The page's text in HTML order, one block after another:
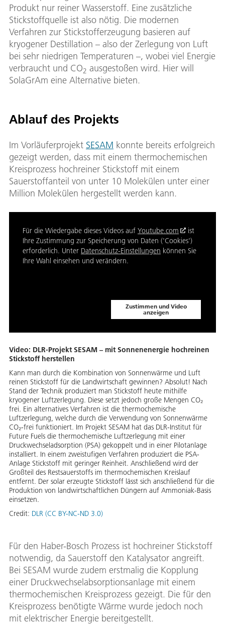
Produkt nur reiner Wasserstoff. Eine zusätzliche
Stickstoffquelle ist also nötig. Die modernen
Verfahren zur Stickstofferzeugung basieren auf
kryogener Destillation – also der Zerlegung von Luft
bei sehr niedrigen Temperaturen –, wobei viel Energie
verbraucht und CO2 ausgestoßen wird. Hier will
SolaGrAm eine Alternative bieten.
Ablauf des Projekts
Im Vorläuferprojekt SESAM konnte bereits erfolgreich
gezeigt werden, dass mit einem thermochemischen
Kreisprozess hochreiner Stickstoff mit einem
Sauerstoffanteil von unter 10 Molekülen unter einer
Million Molekülen hergestellt werden kann.
Für die Wiedergabe dieses Videos auf Youtube.com
ist
Ihre Zustimmung zur Speicherung von Daten ('Cookies')
erforderlich. Unter Datenschutz-Einstellungen können Sie
Ihre Wahl einsehen und verändern.
Zustimmen und Video
anzeigen
Video: DLR-Projekt SESAM – mit Sonnenenergie hochreinen
Stickstoff herstellen
Kann man durch die Kombination von Sonnenwärme und Luft
reinen Stickstoff für die Landwirtschaft gewinnen? Absolut! Nach
Stand der Technik produziert man Stickstoff heute mithilfe
kryogener Luftzerlegung. Diese setzt jedoch große Mengen CO₂
frei. Ein alternatives Verfahren ist die thermochemische
Luftzerlegung, welche durch die Verwendung von Sonnenwärme
CO₂-frei funktioniert. Im Projekt SESAM hat das DLR-Institut für
Future Fuels die thermochemische Luftzerlegung mit einer
Druckwechseladsorption (PSA) gekoppelt und in einer Pilotanlage
installiert. In einem zweistufigen Verfahren produziert die PSA-
Anlage Stickstoff mit geringer Reinheit. Anschließend wird der
Großteil des Restsauerstoffs im thermochemischen Kreislauf
entfernt. Der solar erzeugte Stickstoff lässt sich anschließend für die
Produktion von landwirtschaftlichen Düngern auf Ammoniak-Basis
einsetzen.
Credit: DLR (CC BY-NC-ND 3.0)
Für den Haber-Bosch Prozess ist hochreiner Stickstoff
notwendig, da Sauerstoff den Katalysator angreift.
Bei SESAM wurde zudem erstmalig die Kopplung
einer Druckwechselabsorptionsanlage mit einem
thermochemischen Kreisprozess gezeigt. Die für den
Kreisprozess benötigte Wärme wurde jedoch noch
mit elektrischer Energie bereitgestellt.